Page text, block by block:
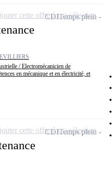
/ Electromécanicien de
en mécanique et en électricité, et
CDITemps plein
cette offre à ma sélection
CDITemps plein
cette offre à ma sélection